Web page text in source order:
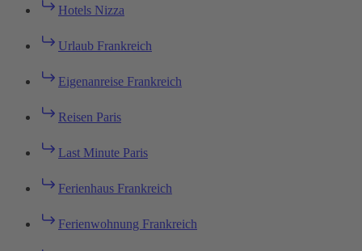
Hotels Nizza
Urlaub Frankreich
Eigenanreise Frankreich
Reisen Paris
Last Minute Paris
Ferienhaus Frankreich
Ferienwohnung Frankreich